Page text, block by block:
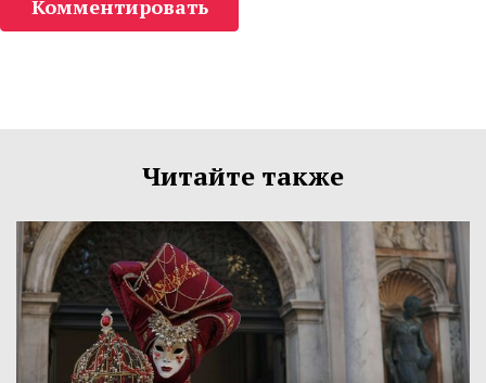
Комментировать
Читайте также